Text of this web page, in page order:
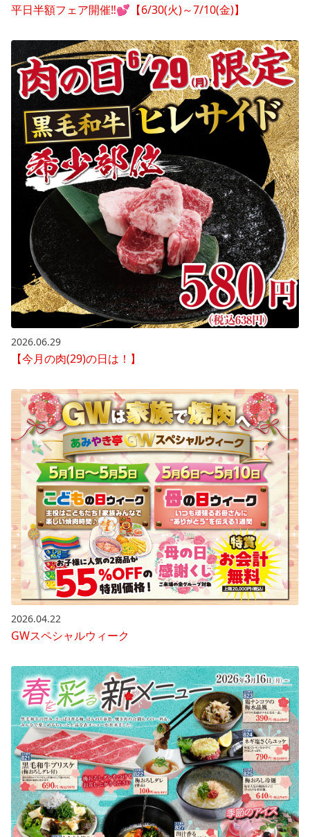
平日半額フェア開催‼💕【6/30(火)～7/10(金)】
2026.06.29
【今月の肉(29)の日は！】
2026.04.22
GWスペシャルウィーク